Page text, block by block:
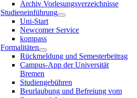
Archiv Vorlesungsverzeichnisse
Studieneinführung
Uni-Start
Newcomer Service
kompass
Formalitäten
Rückmeldung und Semesterbeitrag
Campus-App der Universität
Bremen
Studiengebühren
Beurlaubung und Befreiung vom